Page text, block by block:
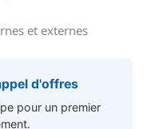
et externes
d'offres
pour un premier